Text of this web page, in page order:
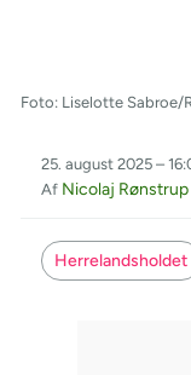
Foto: Liselotte Sabroe/
25. august 2025 –
Af Nicolaj Rønstrup
Herrelandsholdet